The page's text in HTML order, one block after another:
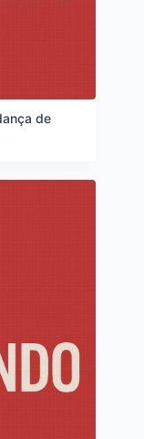
de